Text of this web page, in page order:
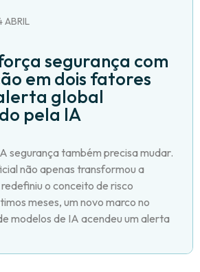
ABRIL
segurança com
em dois fatores
global
pela IA
segurança também precisa mudar.
não apenas transformou a
o conceito de risco
meses, um novo marco no
modelos de IA acendeu um alerta